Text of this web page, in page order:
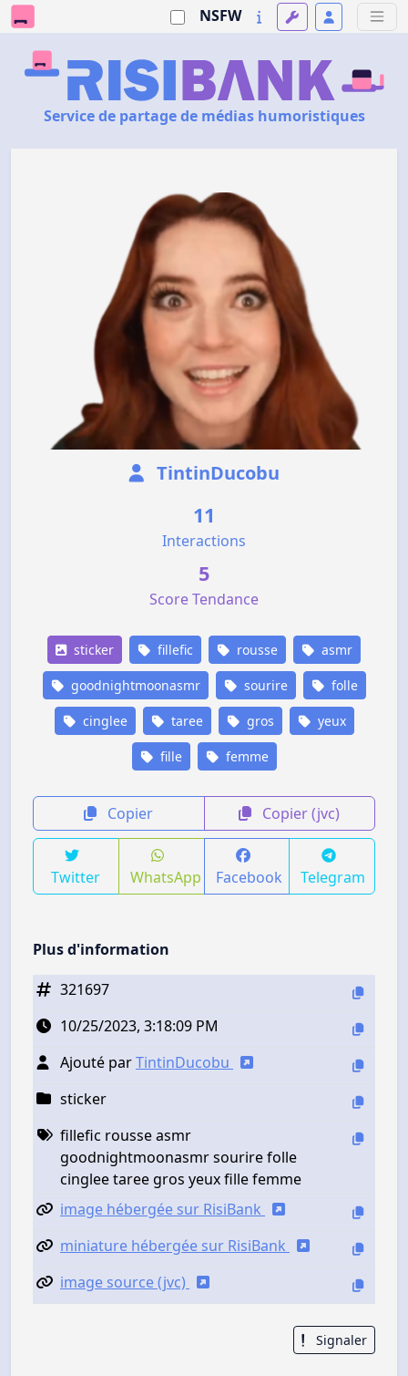
NSFW
Service de partage de médias humoristiques
TintinDucobu
11
Interactions
5
Score Tendance
sticker fillefic rousse asmr
goodnightmoonasmr sourire folle
cinglee taree gros yeux
fille femme
Copier Copier (jvc)
Twitter WhatsApp Facebook Telegram
Plus d'information
321697
10/25/2023, 3:18:09 PM
Ajouté parTintinDucobu
sticker
fillefic rousse asmr
goodnightmoonasmr sourire folle
cinglee taree gros yeux fille femme
image hébergée sur RisiBank
miniature hébergée sur RisiBank
image source (jvc)
Signaler